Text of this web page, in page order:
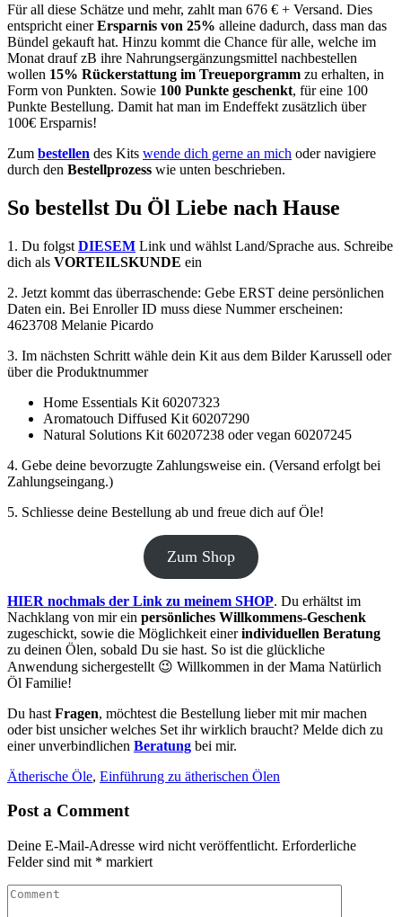
Für all diese Schätze und mehr, zahlt man 676 € + Versand. Dies
entspricht einerErsparnis von 25% alleine dadurch, dass man das
Bündel gekauft hat. Hinzu kommt die Chance für alle, welche im
Monat drauf zB ihre Nahrungsergänzungsmittel nachbestellen
wollen 15% Rückerstattung im Treueporgramm zu erhalten, in
Form von Punkten. Sowie 100 Punkte geschenkt, für eine 100
Punkte Bestellung. Damit hat man im Endeffekt zusätzlich über
100€ Ersparnis!
Zum bestellen des Kits wende dich gerne an mich oder navigiere
durch den Bestellprozess wie unten beschrieben.
So bestellst Du Öl Liebe nach Hause
1. Du folgst DIESEM Link und wählst Land/Sprache aus. Schreibe
dich als VORTEILSKUNDE ein
2. Jetzt kommt das überraschende: Gebe ERST deine persönlichen
Daten ein. Bei Enroller ID muss diese Nummer erscheinen:
4623708 Melanie Picardo
3. Im nächsten Schritt wähle dein Kit aus dem Bilder Karussell oder
über die Produktnummer
Home Essentials Kit 60207323
Aromatouch Diffused Kit 60207290
Natural Solutions Kit 60207238 oder vegan 60207245
4. Gebe deine bevorzugte Zahlungsweise ein. (Versand erfolgt bei
Zahlungseingang.)
5. Schliesse deine Bestellung ab und freue dich auf Öle!
Zum Shop
HIER nochmals der Link zu meinem SHOP. Du erhältst im
Nachklang von mir ein persönliches Willkommens-Geschenk
zugeschickt, sowie die Möglichkeit einerindividuellen Beratung
zu deinen Ölen, sobald Du sie hast. So ist die glückliche
Anwendung sichergestellt 😉 Willkommen in der Mama Natürlich
Öl Familie!
Du hast Fragen, möchtest die Bestellung lieber mit mir machen
oder bist unsicher welches Set ihr wirklich braucht? Melde dich zu
einer unverbindlichen Beratung bei mir.
Ätherische Öle, Einführung zu ätherischen Ölen
Post a Comment
Deine E-Mail-Adresse wird nicht veröffentlicht. Erforderliche
Felder sind mit * markiert